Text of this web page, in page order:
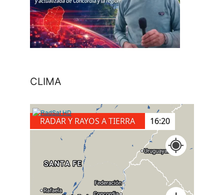
CLIMA
RADAR Y RAYOS A TIERRA 16:20